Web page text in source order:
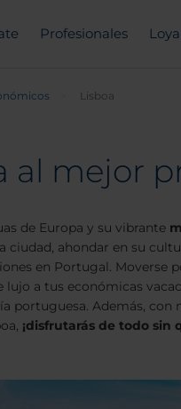
Profesionales
Lisboa
al mejor
de Europa y su vibrante
ciudad, ahondar en su
en Portugal. Moverse
lujo a tus económicas
portuguesa. Además, con
¡disfrutarás de todo sin